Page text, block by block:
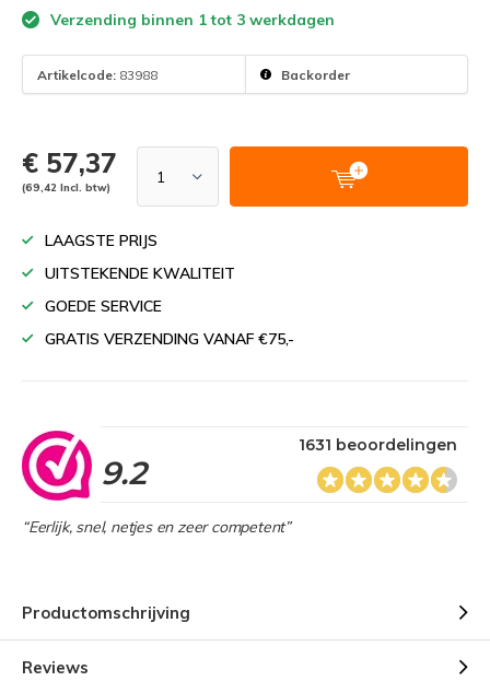
Verzending binnen 1 tot 3 werkdagen
Artikelcode: 83988 Backorder
€ 57,37
(69,42 Incl. btw)
LAAGSTE PRIJS
UITSTEKENDE KWALITEIT
GOEDE SERVICE
GRATIS VERZENDING VANAF €75,-
9.2
1631 beoordelingen
“Eerlijk, snel, netjes en zeer competent”
Productomschrijving
Reviews